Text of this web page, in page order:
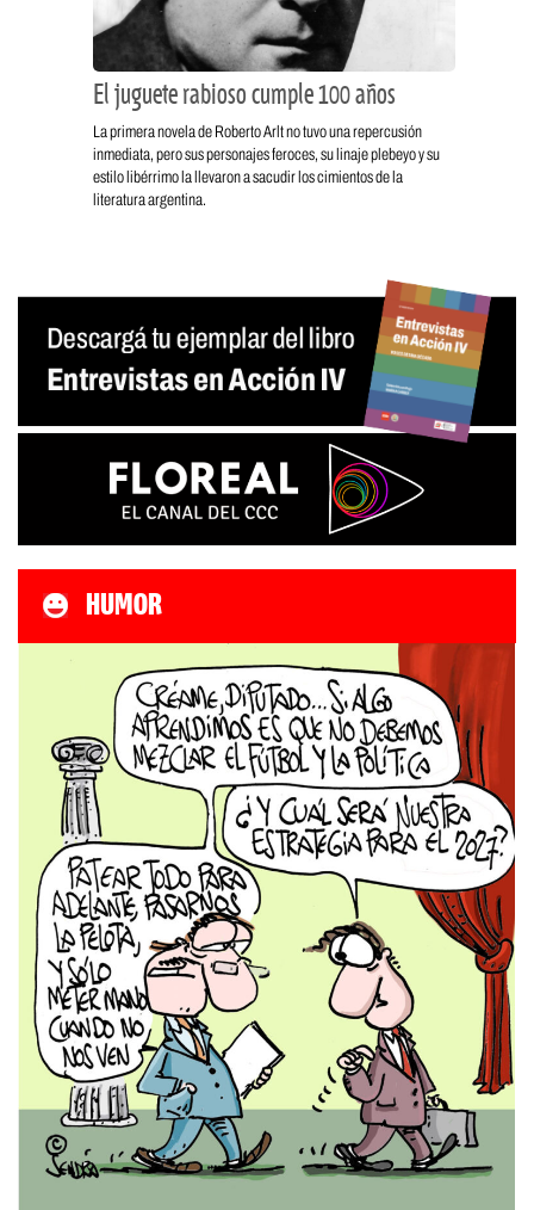
El juguete rabioso cumple 100 años
La primera novela de Roberto Arlt no tuvo una repercusión
inmediata, pero sus personajes feroces, su linaje plebeyo y su
estilo libérrimo la llevaron a sacudir los cimientos de la
literatura argentina.
HUMOR